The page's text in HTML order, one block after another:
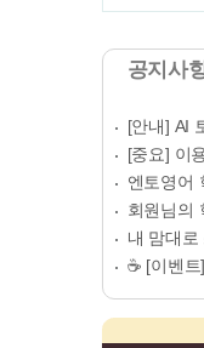
공지사
[안내] AI
[중요] 이
엔토영어
회원님의
내 맘대로
☕ [이벤